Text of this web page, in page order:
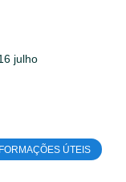
julho
ÚTEIS